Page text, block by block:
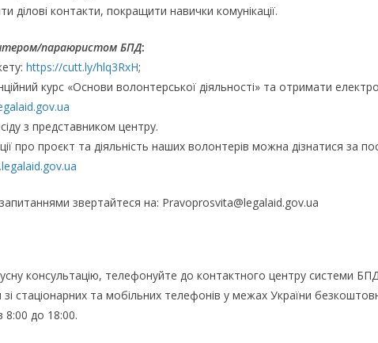
ділові контакти, покращити навички комунікації.
параюристом БПД:
https://cutt.ly/hlq3RxH;
курс «Основи волонтерської діяльності» та отримати
з представником центру.
про проєкт та діяльність наших волонтерів можна дізнатися за
звертайтеся на: Pravoprosvita@legalaid.gov.ua
консультацію, телефонуйте до контактного центру системи
зі стаціонарних та мобільних телефонів у межах України
8:00 до 18:00.